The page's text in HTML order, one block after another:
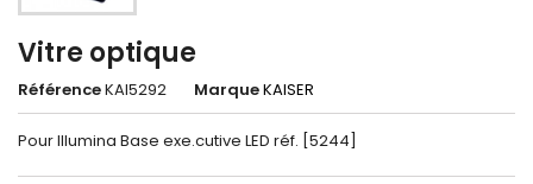
Vitre optique
RéférenceKAI5292 MarqueKAISER
Pour Illumina Base exe.cutive LED réf. [5244]